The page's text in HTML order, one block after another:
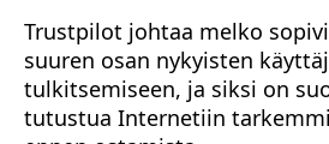
Trustpilot johtaa melko
suuren osan nykyisten
tulkitsemiseen, ja siksi on
tutustua Internetiin